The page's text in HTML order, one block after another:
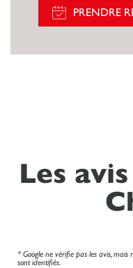
PRENDRE
Les
* Google ne vérifie pas les avis,
sont identifiés.